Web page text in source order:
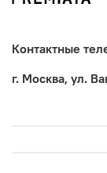
Контактные
г. Москва, ул.